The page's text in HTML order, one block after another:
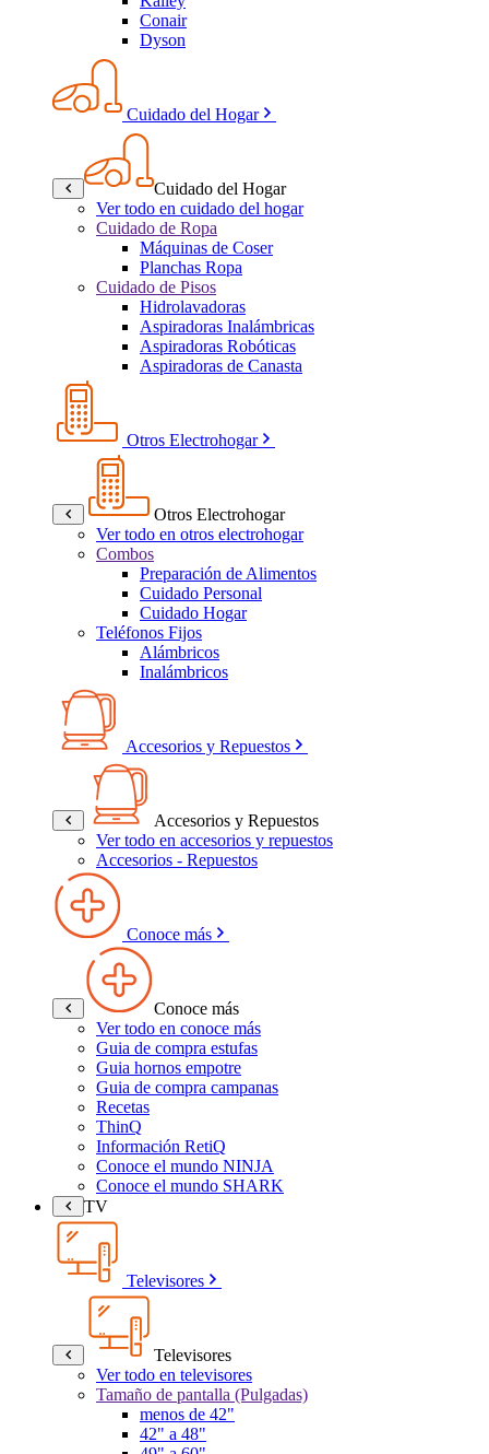
Conair
Dyson
Cuidado del Hogar
Cuidado del Hogar
Ver todo en cuidado del hogar
Cuidado de Ropa
Máquinas de Coser
Planchas Ropa
Cuidado de Pisos
Hidrolavadoras
Aspiradoras Inalámbricas
Aspiradoras Robóticas
Aspiradoras de Canasta
Otros Electrohogar
Otros Electrohogar
Ver todo en otros electrohogar
Combos
Preparación de Alimentos
Cuidado Personal
Cuidado Hogar
Teléfonos Fijos
Alámbricos
Inalámbricos
Accesorios y Repuestos
Accesorios y Repuestos
Ver todo en accesorios y repuestos
Accesorios - Repuestos
Conoce más
Conoce más
Ver todo en conoce más
Guia de compra estufas
Guia hornos empotre
Guia de compra campanas
Recetas
ThinQ
Información RetiQ
Conoce el mundo NINJA
Conoce el mundo SHARK
TV
Televisores
Televisores
Ver todo en televisores
Tamaño de pantalla (Pulgadas)
menos de 42"
42" a 48"